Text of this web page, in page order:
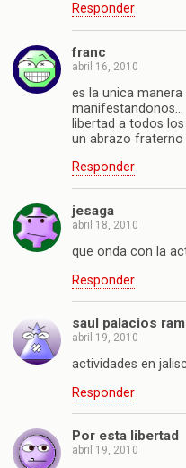
Responder
franc
abril 16, 2010
es la unica
manifestandonos…
libertad a todos
un abrazo fraterno
Responder
jesaga
abril 18, 2010
que onda con la
Responder
saul palacios
abril 19, 2010
actividades en
Responder
Por esta libertad
abril 19, 2010